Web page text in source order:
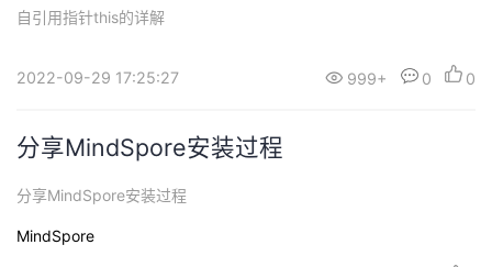
自引用指针this的详解
2022-09-29 17:25:27 999+ 0 0
分享MindSpore安装过程
分享MindSpore安装过程
MindSpore